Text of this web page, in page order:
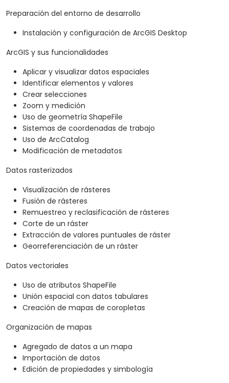
Preparación del entorno de desarrollo
Instalación y configuración de ArcGIS Desktop
ArcGIS y sus funcionalidades
Aplicar y visualizar datos espaciales
Identificar elementos y valores
Crear selecciones
Zoom y medición
Uso de geometría ShapeFile
Sistemas de coordenadas de trabajo
Uso de ArcCatalog
Modificación de metadatos
Datos rasterizados
Visualización de rásteres
Fusión de rásteres
Remuestreo y reclasificación de rásteres
Corte de un ráster
Extracción de valores puntuales de ráster
Georreferenciación de un ráster
Datos vectoriales
Uso de atributos ShapeFile
Unión espacial con datos tabulares
Creación de mapas de coropletas
Organización de mapas
Agregado de datos a un mapa
Importación de datos
Edición de propiedades y simbología